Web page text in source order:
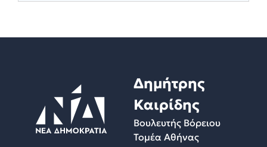
Δημήτρης
Καιρίδης
Βουλευτής Βόρειου
Τομέα Αθήνας